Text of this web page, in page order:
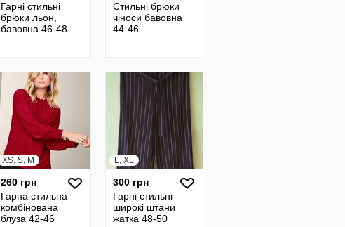
Гарні стильні
брюки льон,
бавовна 46-48
Стильні брюки
чіноси бавовна
44-46
XS, S, M
260 грн
Гарна стильна
комбінована
блуза 42-46
L, XL
300 грн
Гарні стильні
широкі штани
жатка 48-50